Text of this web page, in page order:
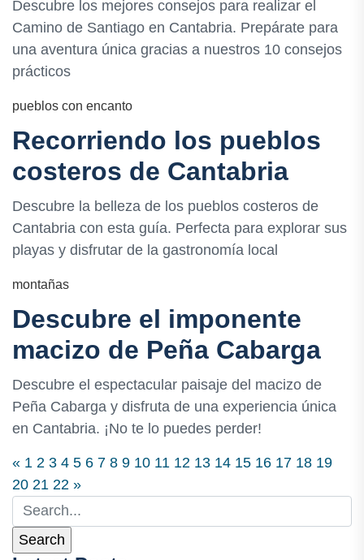
Descubre los mejores consejos para realizar el
Camino de Santiago en Cantabria. Prepárate para
una aventura única gracias a nuestros 10 consejos
prácticos
pueblos con encanto
Recorriendo los pueblos
costeros de Cantabria
Descubre la belleza de los pueblos costeros de
Cantabria con esta guía. Perfecta para explorar sus
playas y disfrutar de la gastronomía local
montañas
Descubre el imponente
macizo de Peña Cabarga
Descubre el espectacular paisaje del macizo de
Peña Cabarga y disfruta de una experiencia única
en Cantabria. ¡No te lo puedes perder!
« 1 2 3 4 5 6 7 8 9 10 11 12 13 14 15 16 17 18 19
20 21 22 »